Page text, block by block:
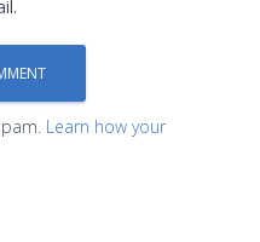
Learn how your